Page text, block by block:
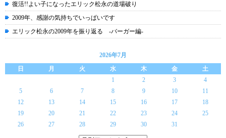
復活!!よい子になったエリック松永の道場破り
2009年、感謝の気持ちでいっぱいです
エリック松永の2009年を振り返る -バーガー編-
2026年7月
日
月 火 水 木 金
土
1
2 3
4
5
6 7 8 9 10
11
12
13 14 15 16 17
18
19
20 21 22 23 24
25
26
27 28 29 30 31